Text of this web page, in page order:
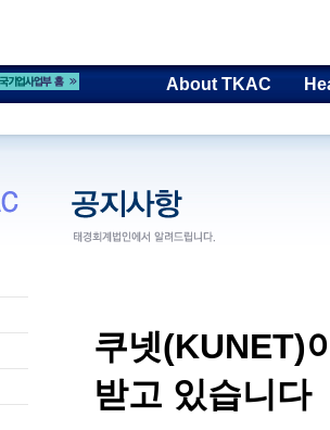
About TKAC
쿠넷(KUNET)
받고 있습니다